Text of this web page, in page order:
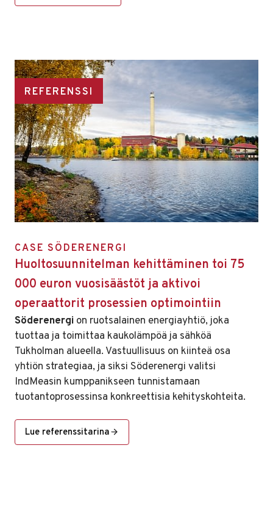
REFERENSSI
CASE SÖDERENERGI
Huoltosuunnitelman kehittäminen toi 75
000 euron vuosisäästöt ja aktivoi
operaattorit prosessien optimointiin
Söderenergi on ruotsalainen energiayhtiö, joka
tuottaa ja toimittaa kaukolämpöä ja sähköä
Tukholman alueella. Vastuullisuus on kiinteä osa
yhtiön strategiaa, ja siksi Söderenergi valitsi
IndMeasin kumppanikseen tunnistamaan
tuotantoprosessinsa konkreettisia kehityskohteita.
Lue referenssitarina